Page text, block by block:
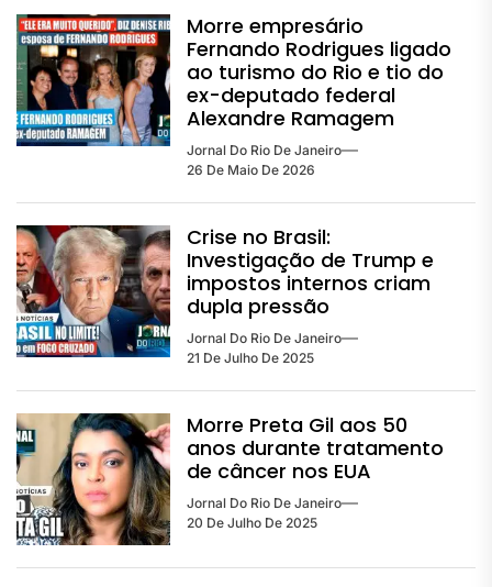
Morre empresário
Fernando Rodrigues ligado
ao turismo do Rio e tio do
ex-deputado federal
Alexandre Ramagem
Jornal Do Rio De Janeiro
26 De Maio De 2026
Crise no Brasil:
Investigação de Trump e
impostos internos criam
dupla pressão
Jornal Do Rio De Janeiro
21 De Julho De 2025
Morre Preta Gil aos 50
anos durante tratamento
de câncer nos EUA
Jornal Do Rio De Janeiro
20 De Julho De 2025